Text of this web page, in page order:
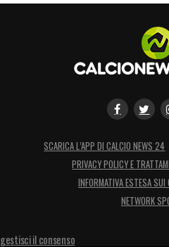
SCARICA L’APP DI CALCIO NEWS 24
PRIVACY POLICY E
INFORMATIVA ESTESA SUI
NETWORK
gestisci il consenso